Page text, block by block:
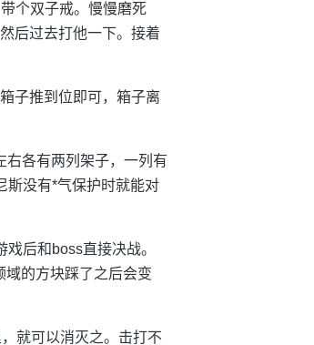
个双子戒。慢慢磨死
后过去打他一下。接着
子推到位即可，箱子离
右各有两列架子，一列有
斯没有*气保护时就能对
后和boss直接决战。
域的方块踩了之后会变
就可以消灭之。击打不